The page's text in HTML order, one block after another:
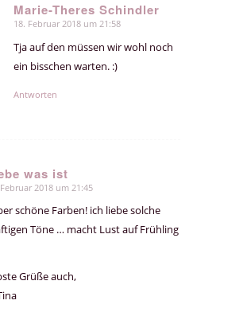
Marie-Theres Schindler
sagte:
18. Februar 2018 um 21:58
Tja auf den müssen wir wohl noch
ein bisschen warten. :)
Antworten
was ist
2018 um 21:45
schöne Farben! ich liebe solche
Töne … macht Lust auf Frühling
Grüße auch,